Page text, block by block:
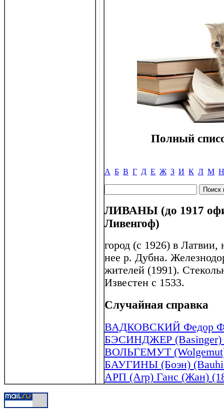
Полный
А Б В Г Д Е Ж З И К Л М Н
ЛИВАНЫ (до 1917
Ливенгоф)
город (с 1926) в Латвии,
нее р. Дубна.
жителей (1991).
Известен с 1533.
Случайная справка
ВАДКОВСКИЙ Федор
БЭСИНДЖЕР (Basinger)
ВОЛЬГЕМУТ
БАУГИНЫ (Боэн)
АРП (Arp) Ганс (Жан)